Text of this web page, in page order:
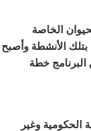
الخاصة
الأنشطة وأصبح
البرنامج خطة
الحكومية وغير